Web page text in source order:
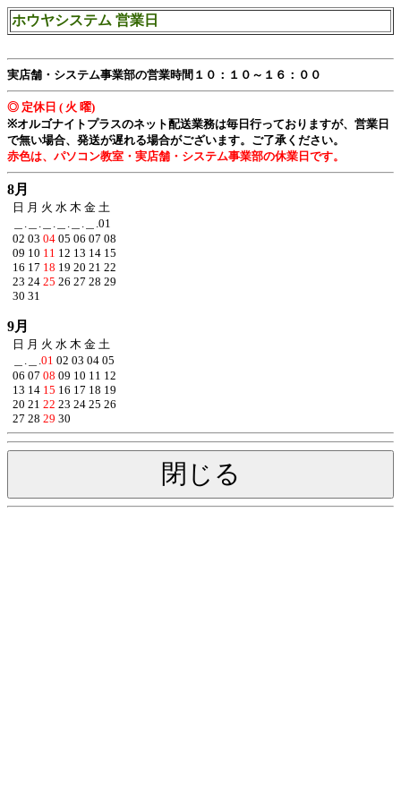
ホウヤシステム 営業日
実店舗・システム事業部の営業時間１０：１０～１６：００
◎ 定休日 ( 火 曜)
※オルゴナイトプラスのネット配送業務は毎日行っておりますが、営業日
で無い場合、発送が遅れる場合がございます。ご了承ください。
赤色は、パソコン教室・実店舗・システム事業部の休業日です。
8月
日 月 火 水 木 金 土
＿.＿.＿.＿.＿.＿.01
02 03 04 05 06 07 08
09 10 11 12 13 14 15
16 17 18 19 20 21 22
23 24 25 26 27 28 29
30 31
9月
日 月 火 水 木 金 土
＿.＿.01 02 03 04 05
06 07 08 09 10 11 12
13 14 15 16 17 18 19
20 21 22 23 24 25 26
27 28 29 30